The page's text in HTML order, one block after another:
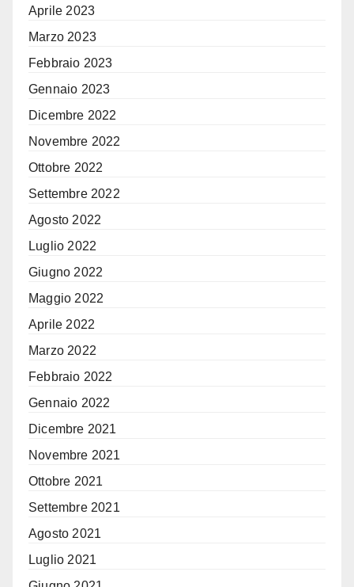
Aprile 2023
Marzo 2023
Febbraio 2023
Gennaio 2023
Dicembre 2022
Novembre 2022
Ottobre 2022
Settembre 2022
Agosto 2022
Luglio 2022
Giugno 2022
Maggio 2022
Aprile 2022
Marzo 2022
Febbraio 2022
Gennaio 2022
Dicembre 2021
Novembre 2021
Ottobre 2021
Settembre 2021
Agosto 2021
Luglio 2021